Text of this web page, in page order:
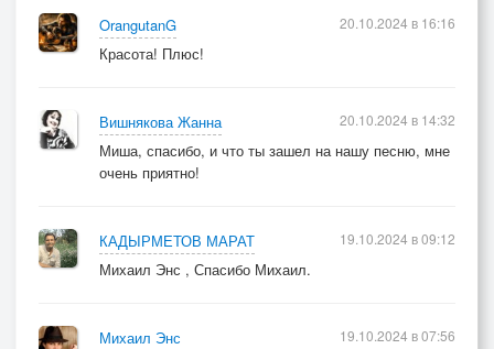
OrangutanG
Красота! Плюс!
20.10.2024 в 16:16
Вишнякова Жанна
Миша, спасибо, и что ты зашел на нашу песню, мне
очень приятно!
20.10.2024 в 14:32
КАДЫРМЕТОВ МАРАТ
Михаил Энс , Спасибо Михаил.
19.10.2024 в 09:12
Михаил Энс
19.10.2024 в 07:56